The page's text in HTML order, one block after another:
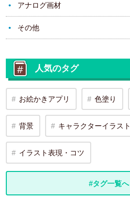
アナログ画材
その他
人気のタグ
お絵かきアプリ 色塗り
背景 キャラクターイラスト
イラスト表現・コツ
#タグ一覧へ